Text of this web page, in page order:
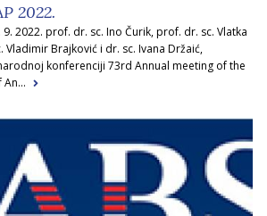
2022.
2022. prof. dr. sc. Ino Čurik, prof. dr. sc. Vlatka
Vladimir Brajković i dr. sc. Ivana Držaić,
konferenciji 73rd Annual meeting of the